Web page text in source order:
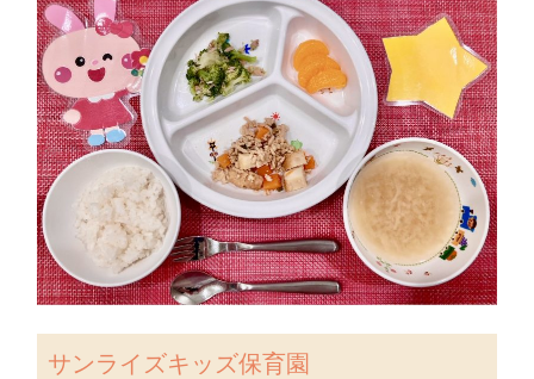
サンライズキッズ保育園